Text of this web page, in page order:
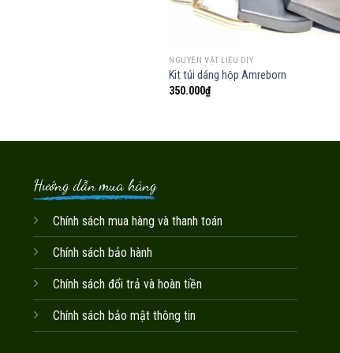
NGUYÊN VẬT LIỆU DIY
Kit túi dáng hộp Amreborn
350.000₫
Hướng dẫn mua hàng
Chính sách mua hàng và thanh toán
Chính sách bảo hành
Chính sách đổi trả và hoàn tiền
Chính sách bảo mật thông tin